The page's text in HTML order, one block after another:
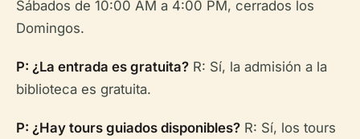
Sábados de 10:00 AM a 4:00 PM, cerrados los
Domingos.
P: ¿La entrada es gratuita? R: Sí, la admisión a la
biblioteca es gratuita.
P: ¿Hay tours guiados disponibles? R: Sí, los tours